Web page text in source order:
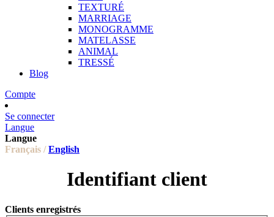
TEXTURÉ
MARRIAGE
MONOGRAMME
MATELASSE
ANIMAL
TRESSÉ
Blog
Compte
Se connecter
Langue
Langue
Français / English
Identifiant client
Clients enregistrés